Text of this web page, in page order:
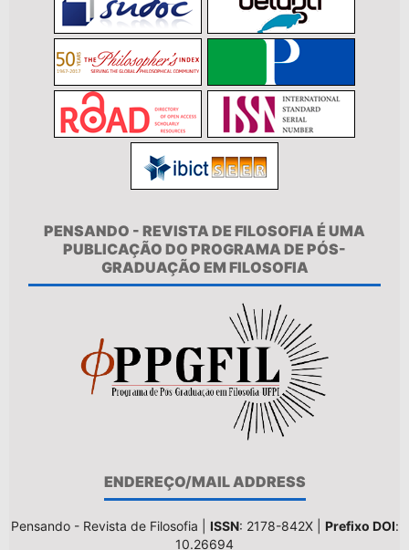
PENSANDO - REVISTA DE FILOSOFIA É UMA
PUBLICAÇÃO DO PROGRAMA DE PÓS-
GRADUAÇÃO EM FILOSOFIA
ENDEREÇO/MAIL ADDRESS
Pensando - Revista de Filosofia | ISSN: 2178-842X | Prefixo DOI:
10.26694